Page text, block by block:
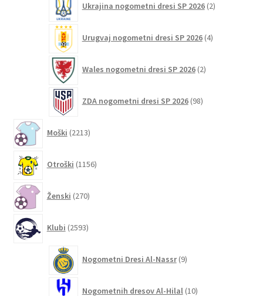
Ukrajina nogometni dresi SP 2026 2izdelka
Urugvaj nogometni dresi SP 2026 4izdelki
Wales nogometni dresi SP 2026 2izdelka
ZDA nogometni dresi SP 2026 98izdelkov
Moški 2213izdelkov
Otroški 1156izdelkov
Ženski 270izdelkov
Klubi 2593izdelkov
Nogometni Dresi Al-Nassr 9izdelkov
Nogometnih dresov Al-Hilal 10